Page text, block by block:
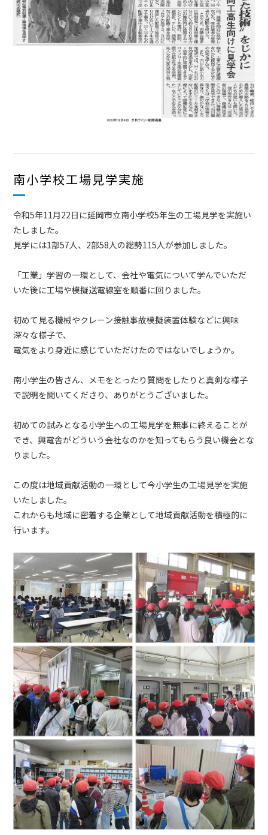
南小学校工場見学実施
令和5年11月22日に延岡市立南小学校5年生の工場見学を実施い
たしました。
見学には1部57人、2部58人の総勢115人が参加しました。
「工業」学習の一環として、会社や電気について学んでいただ
いた後に工場や模擬送電線室を順番に回りました。
初めて見る機械やクレーン接触事故模擬装置体験などに興味
深々な様子で、
電気をより身近に感じていただけたのではないでしょうか。
南小学生の皆さん、メモをとったり質問をしたりと真剣な様子
で説明を聞いてくださり、ありがとうございました。
初めての試みとなる小学生への工場見学を無事に終えることが
でき、興電舎がどういう会社なのかを知ってもらう良い機会とな
りました。
この度は地域貢献活動の一環として今小学生の工場見学を実施
いたしました。
これからも地域に密着する企業として地域貢献活動を積極的に
行います。